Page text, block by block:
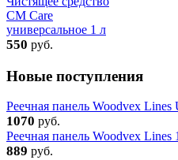
CM Care
универсальное 1 л
550 руб.
Новые поступления
Реечная панель Woodvex
1070 руб.
Реечная панель Woodvex
889 руб.